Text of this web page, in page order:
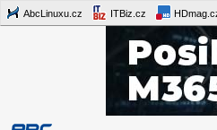
AbcLinuxu.cz ITBiz.cz